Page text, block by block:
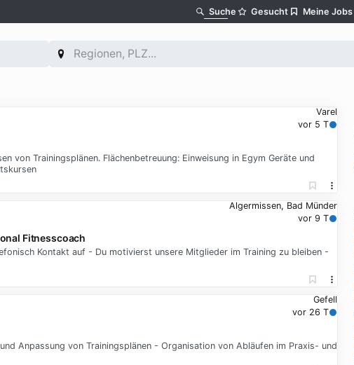
Suche Gesucht Meine Jobs
Varel
vor 5 T
von Trainingsplänen. Flächenbetreuung: Einweisung in Egym Geräte und
Algermissen, Bad Münder
vor 9 T
Fitnesscoach
Kontakt auf - Du motivierst unsere Mitglieder im Training zu bleiben -
Gefell
vor 26 T
Anpassung von Trainingsplänen - Organisation von Abläufen im Praxis- und